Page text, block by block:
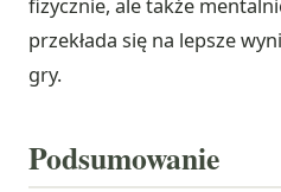
fizycznie, ale także
przekłada się na lepsze
gry.
Podsumowanie